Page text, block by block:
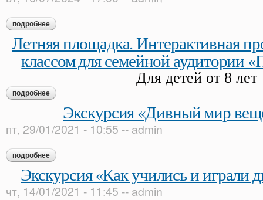
подробнее о тематическая экскурсия «тайна поэзии, жизни, любви».
Летняя площадка. Интерактивная
классом для семейной аудитории
Для детей от 8 лет
подробнее о летняя площадка. интерактивная программа с мастер-
Экскурсия «Дивный мир
пт, 29/01/2021 - 10:55 -- admin
подробнее о экскурсия «дивный мир вещей и слов»
Экскурсия «Как учились и играли
чт, 14/01/2021 - 11:45 -- admin